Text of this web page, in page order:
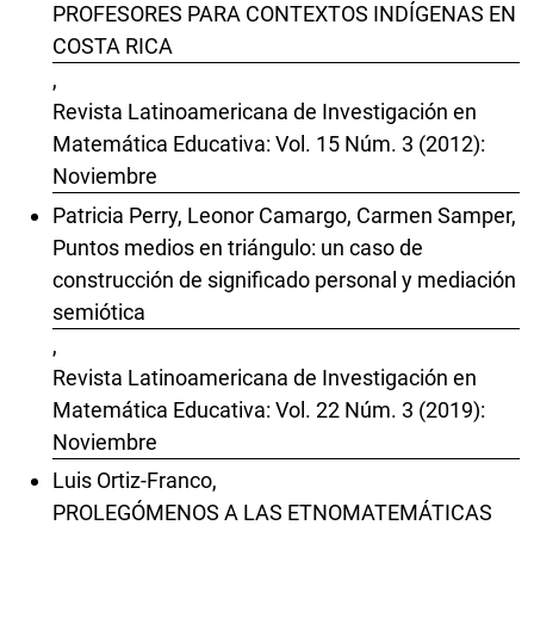
PROFESORES PARA CONTEXTOS INDÍGENAS EN
COSTA RICA
,
Revista Latinoamericana de Investigación en
Matemática Educativa: Vol. 15 Núm. 3 (2012):
Noviembre
Patricia Perry, Leonor Camargo, Carmen Samper,
Puntos medios en triángulo: un caso de
construcción de significado personal y mediación
semiótica
,
Revista Latinoamericana de Investigación en
Matemática Educativa: Vol. 22 Núm. 3 (2019):
Noviembre
Luis Ortiz-Franco,
PROLEGÓMENOS A LAS ETNOMATEMÁTICAS